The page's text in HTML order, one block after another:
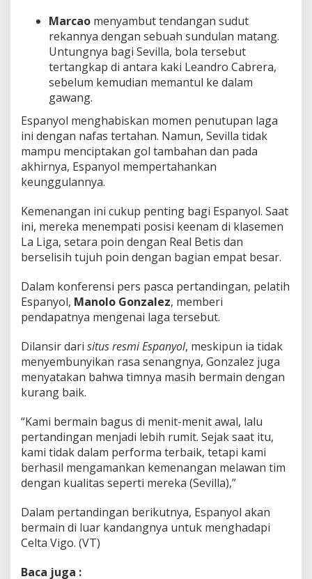
Marcao menyambut tendangan sudut
rekannya dengan sebuah sundulan matang.
Untungnya bagi Sevilla, bola tersebut
tertangkap di antara kaki Leandro Cabrera,
sebelum kemudian memantul ke dalam
gawang.
Espanyol menghabiskan momen penutupan laga
ini dengan nafas tertahan. Namun, Sevilla tidak
mampu menciptakan gol tambahan dan pada
akhirnya, Espanyol mempertahankan
keunggulannya.
Kemenangan ini cukup penting bagi Espanyol. Saat
ini, mereka menempati posisi keenam di klasemen
La Liga, setara poin dengan Real Betis dan
berselisih tujuh poin dengan bagian empat besar.
Dalam konferensi pers pasca pertandingan, pelatih
Espanyol, Manolo Gonzalez, memberi
pendapatnya mengenai laga tersebut.
Dilansir dari situs resmi Espanyol, meskipun ia tidak
menyembunyikan rasa senangnya, Gonzalez juga
menyatakan bahwa timnya masih bermain dengan
kurang baik.
“Kami bermain bagus di menit-menit awal, lalu
pertandingan menjadi lebih rumit. Sejak saat itu,
kami tidak dalam performa terbaik, tetapi kami
berhasil mengamankan kemenangan melawan tim
dengan kualitas seperti mereka (Sevilla),”
Dalam pertandingan berikutnya, Espanyol akan
bermain di luar kandangnya untuk menghadapi
Celta Vigo. (VT)
Baca juga :